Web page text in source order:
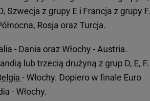
Szwecja z grupy E i Francja z grupy F.
Rosja oraz Turcja.
- Dania oraz Włochy - Austria.
lub trzecią drużyną z grup D, E, F.
- Włochy. Dopiero w finale Euro
- Włochy.